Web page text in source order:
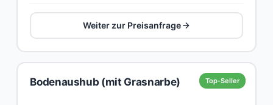
Weiter zur Preisanfrage
Top-Seller
Bodenaushub (mit Grasnarbe)